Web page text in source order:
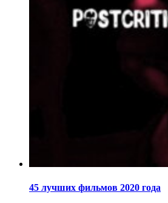
45 лучших фильмов 2020 года